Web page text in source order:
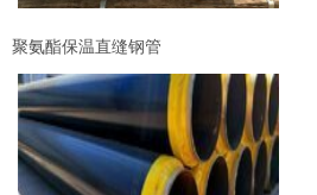
聚氨酯保温直缝钢管